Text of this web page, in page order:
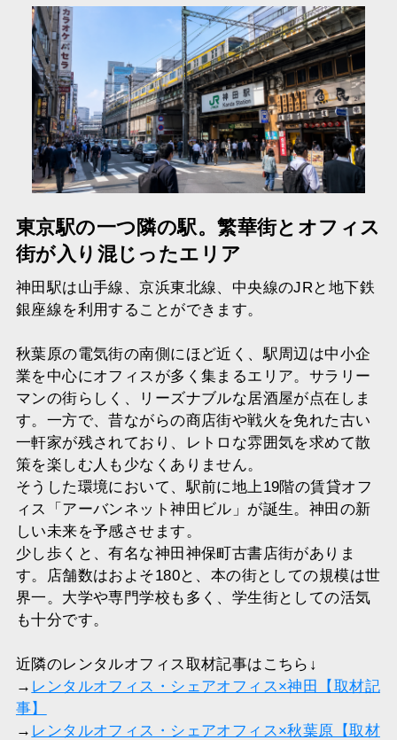
東京駅の一つ隣の駅。繁華街とオフィス
街が入り混じったエリア
神田駅は山手線、京浜東北線、中央線のJRと地下鉄
銀座線を利用することができます。
秋葉原の電気街の南側にほど近く、駅周辺は中小企
業を中心にオフィスが多く集まるエリア。サラリー
マンの街らしく、リーズナブルな居酒屋が点在しま
す。一方で、昔ながらの商店街や戦火を免れた古い
一軒家が残されており、レトロな雰囲気を求めて散
策を楽しむ人も少なくありません。
そうした環境において、駅前に地上19階の賃貸オフ
ィス「アーバンネット神田ビル」が誕生。神田の新
しい未来を予感させます。
少し歩くと、有名な神田神保町古書店街がありま
す。店舗数はおよそ180と、本の街としての規模は世
界一。大学や専門学校も多く、学生街としての活気
も十分です。
近隣のレンタルオフィス取材記事はこちら↓
→ レンタルオフィス・シェアオフィス×神田【取材記
事】
→ レンタルオフィス・シェアオフィス×秋葉原【取材